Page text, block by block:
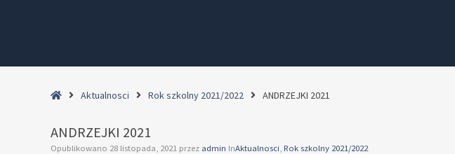
HomeAktualnosci Rok szkolny 2021/2022 ANDRZEJKI 2021
ANDRZEJKI 2021
Opublikowano 28 listopada, 2021 przez admin InAktualnosci, Rok szkolny 2021/2022